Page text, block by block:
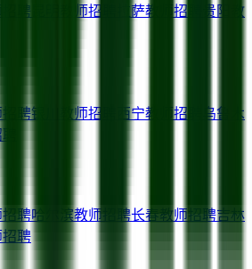
招聘 教师招聘 拉萨教师招聘 贵阳
教
招聘银川 教师招聘 西宁教师招聘
乌鲁木
招聘哈尔滨教师招聘长春教师招聘吉林
招聘